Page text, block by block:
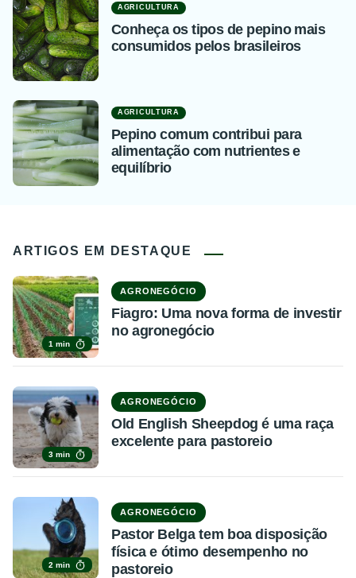
AGRICULTURA
Conheça os tipos de pepino mais
consumidos pelos brasileiros
AGRICULTURA
Pepino comum contribui para
alimentação com nutrientes e
equilíbrio
ARTIGOS EM DESTAQUE
1 min
AGRONEGÓCIO
Fiagro: Uma nova forma de investir
no agronegócio
3 min
AGRONEGÓCIO
Old English Sheepdog é uma raça
excelente para pastoreio
2 min
AGRONEGÓCIO
Pastor Belga tem boa disposição
física e ótimo desempenho no
pastoreio